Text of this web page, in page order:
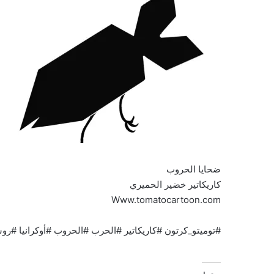
ضحايا الحروب
كاريكاتير خضير الحميري
Www.tomatocartoon.com
#توميتو_كرتون #كاريكاتير #الحرب #الحروب #أوكرانيا